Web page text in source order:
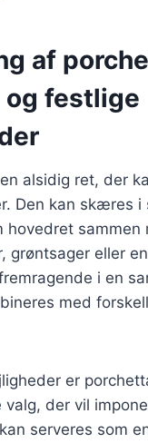
af
og festlige
alsidig ret, der
Den kan skæres i
hovedret sammen
grøntsager eller
i en
med
er
valg, der vil
serveres som